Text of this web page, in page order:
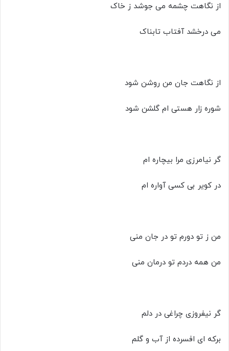
از نگاهت چشمه می جوشد ز خاک
می درخشد آفتاب تابناک
از نگاهت جان من روشن شود
شوره زار هستی ام گلشن شود
گر نیامرزی مرا بیچاره ام
در کویر بی کسی آواره ام
من ز تو دورم تو در جان منی
من همه دردم تو درمان منی
گر نیفروزی چراغی در دلم
برکه ای افسرده از آب و گلم